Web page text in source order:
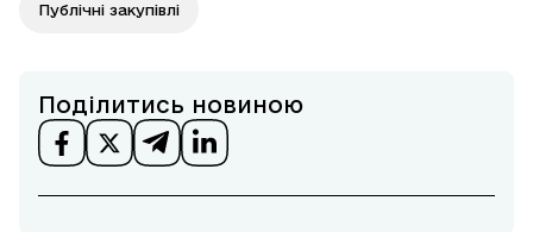
Публічні закупівлі
Поділитись новиною